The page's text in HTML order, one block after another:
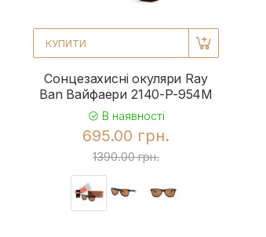
КУПИТИ
Сонцезахисні окуляри Ray
Ban Вайфаери 2140-P-954M
В наявності
695.00 грн.
1390.00 грн.